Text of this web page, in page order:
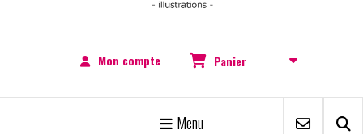
Mon compte Panier
Menu